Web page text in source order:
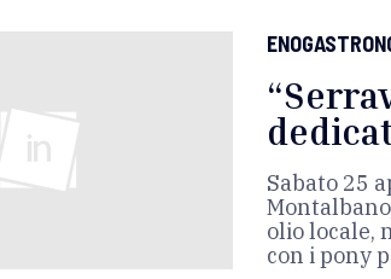
Sabato 25
olio locale,
con i pony